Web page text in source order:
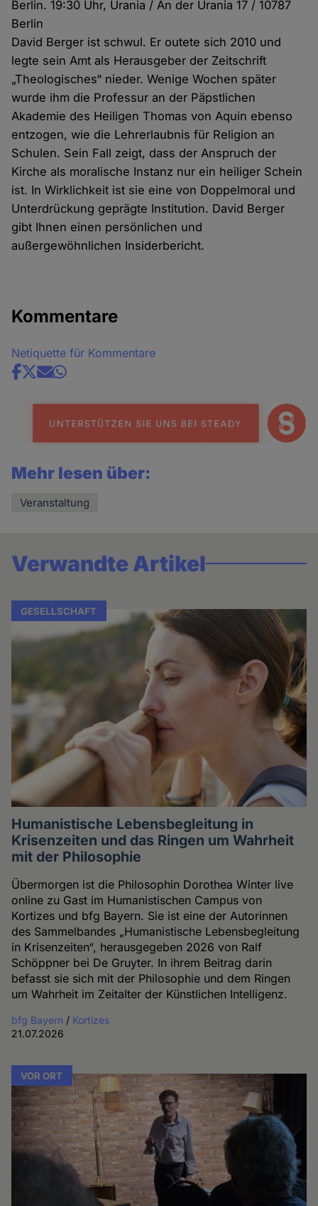
Berlin. 19:30 Uhr, Urania / An der Urania 17 / 10787
Berlin
David Berger ist schwul. Er outete sich 2010 und
legte sein Amt als Herausgeber der Zeitschrift
„Theologisches“ nieder. Wenige Wochen später
wurde ihm die Professur an der Päpstlichen
Akademie des Heiligen Thomas von Aquin ebenso
entzogen, wie die Lehrerlaubnis für Religion an
Schulen. Sein Fall zeigt, dass der Anspruch der
Kirche als moralische Instanz nur ein heiliger Schein
ist. In Wirklichkeit ist sie eine von Doppelmoral und
Unterdrückung geprägte Institution. David Berger
gibt Ihnen einen persönlichen und
außergewöhnlichen Insiderbericht.
Kommentare
Netiquette für Kommentare
Share
news
Mehr lesen über:
Veranstaltung
Verwandte Artikel
GESELLSCHAFT
Humanistische Lebensbegleitung in
Krisenzeiten und das Ringen um Wahrheit
mit der Philosophie
Übermorgen ist die Philosophin Dorothea Winter live
online zu Gast im Humanistischen Campus von
Kortizes und bfg Bayern. Sie ist eine der Autorinnen
des Sammelbandes „Humanistische Lebensbegleitung
in Krisenzeiten“, herausgegeben 2026 von Ralf
Schöppner bei De Gruyter. In ihrem Beitrag darin
befasst sie sich mit der Philosophie und dem Ringen
um Wahrheit im Zeitalter der Künstlichen Intelligenz.
bfg Bayern / Kortizes
21.07.2026
VOR ORT